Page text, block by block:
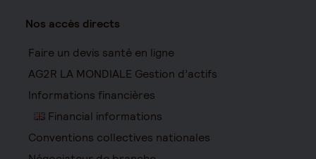
Nos accès directs
Faire un devis santé en ligne
AG2R LA MONDIALE Gestion d’actifs
Informations financières
Financial informations
Conventions collectives nationales